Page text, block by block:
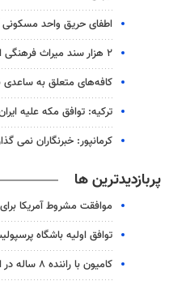
اطفای حریق واحد مسکونی
۲ هزار سند میراث فرهنگی اصفهان در مسیر ثبت و حفاظت دیجیتال
کافه‌های متعلق به ساعدی
ترکیه: توافق مکه علیه
کرمانپور: خبرنگاران نمی
پربازدیدترین ها
موافقت مشروط آمریکا
توافق اولیه باشگاه
کامیون با راننده ۸ ساله در اصفهان توقیف شد